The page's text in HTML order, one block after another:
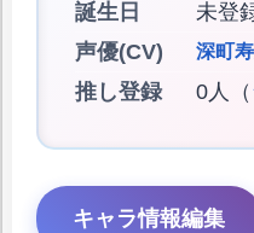
誕生日
未登
声優(CV)
深町
推し登録 0人（
キャラ情報編集